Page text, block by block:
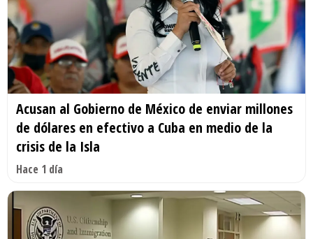
Acusan al Gobierno de México de enviar millones
de dólares en efectivo a Cuba en medio de la
crisis de la Isla
Hace 1 día